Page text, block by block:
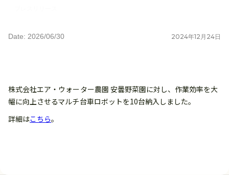
Date: 2026/06/30 2024年12 月 24日
株式会社エア・ウォーター農園 安曇野菜園に対し、作業効率を大
幅に向上させるマルチ台車ロボットを10台納入しました。
詳細はこちら。